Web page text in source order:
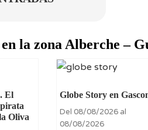
la zona Alberche –
El
Oliva
Globe Story en
Del 08/08/2026 al
08/08/2026